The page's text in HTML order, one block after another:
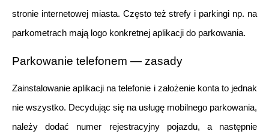
stronie internetowej miasta. Często też strefy i parkingi np. na
parkometrach mają logo konkretnej aplikacji do parkowania.
Parkowanie telefonem — zasady
Zainstalowanie aplikacji na telefonie i założenie konta to jednak
nie wszystko. Decydując się na usługę mobilnego parkowania,
należy dodać numer rejestracyjny pojazdu, a następnie